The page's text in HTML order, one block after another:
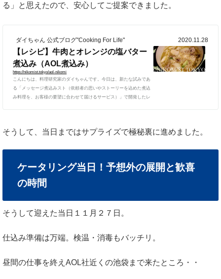
る」と思えたので、安心してご提案できました。
ダイちゃん 公式ブログ"Cooking For Life" 2020.11.28
【レシピ】牛肉とオレンジの塩バター
煮込み（AOL煮込み）
https://nikomist.tokyo/aol-nikomi
こんにちは、料理研究家のダイちゃんです。今日は、新たな試みであ
る「メッセージ煮込みスト（依頼者の思いやストーリーを込めた煮込
み料理を、お客様の要望に合わせて届けるサービス）」で開発したレ
菜（根菜類がよい） 適量（写真はかぶ、大根などマグカップ1杯程
オレ...
そうして、当日まではサプライズで極秘裏に進めました。
ケータリング当日！予想外の展開と歓喜
の時間
そうして迎えた当日１１月２７日。
仕込み準備は万端。検温・消毒もバッチリ。
昼間の仕事を終えAOL社近くの池袋まで来たところ・・